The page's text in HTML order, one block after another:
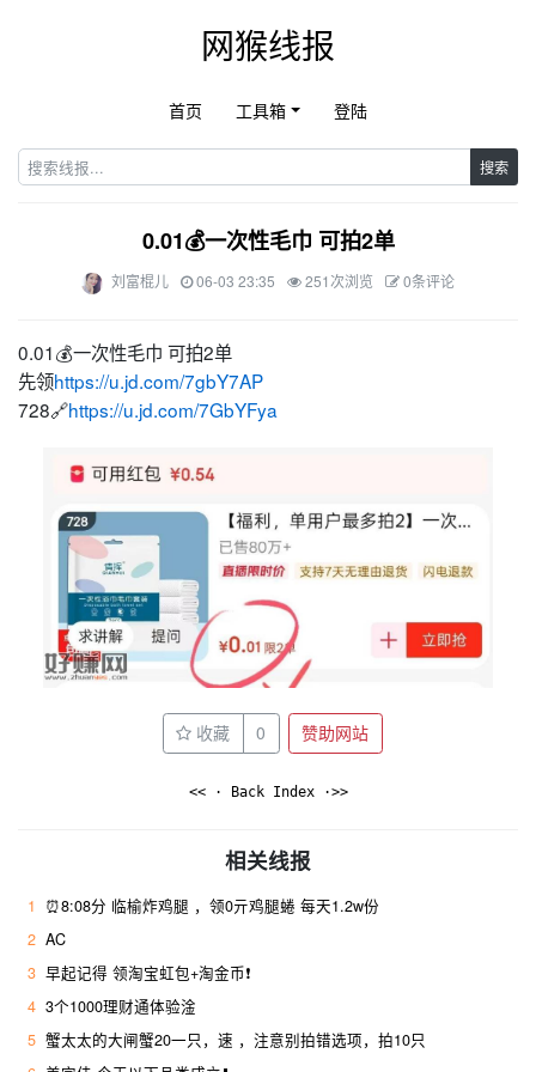
网猴线报
首页 工具箱 登陆
搜索
0.01💰一次性毛巾 可拍2单
刘富棍儿 06-03 23:35 251次浏览 0条评论
0.01💰一次性毛巾 可拍2单
先领https://u.jd.com/7gbY7AP
728🔗https://u.jd.com/7GbYFya
收藏 0 赞助网站
<< · Back Index ·>>
相关线报
1
⏰8:08分 临榆炸鸡腿 ，领0亓鸡腿蜷 每天1.2w份
2 AC
3 早起记得 领淘宝虹包+淘金币❗
4 3个1000理财通体验淦
5 蟹太太的大闸蟹20一只，速 ，注意别拍错选项，拍10只